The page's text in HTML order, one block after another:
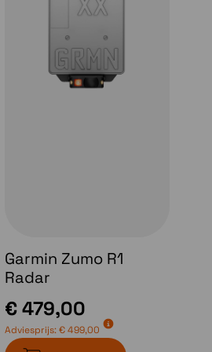
Spanje) in februari van dat jaar.
scherm te testen bij zonnig
Garmin Zumo R1
Radar
€ 479,00
Adviesprijs:€ 499,00